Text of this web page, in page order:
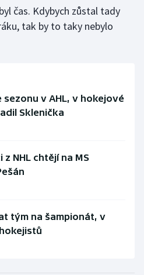
čas. Kdybych zůstal tady
tak by to taky nebylo
v AHL, v hokejové
Sklenička
NHL chtějí na MS
tým na šampionát, v